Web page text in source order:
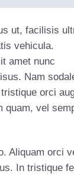
ut, facilisis
vehicula.
amet nunc
Nam
orci
quam, vel
Aliquam orci
In tristique